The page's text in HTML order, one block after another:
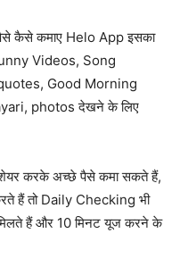
कैसे कमाए Helo App इसका
Videos, Song
Good Morning
photos देखने के लिए
शेयर करके अच्छे पैसे कमा सकते हैं,
हैं तो Daily Checking भी
हैं और 10 मिनट यूज करने के